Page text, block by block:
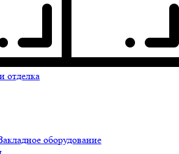
отделка
оборудование